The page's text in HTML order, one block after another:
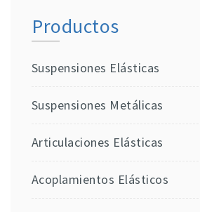
Productos
Suspensiones Elásticas
Suspensiones Metálicas
Articulaciones Elásticas
Acoplamientos Elásticos